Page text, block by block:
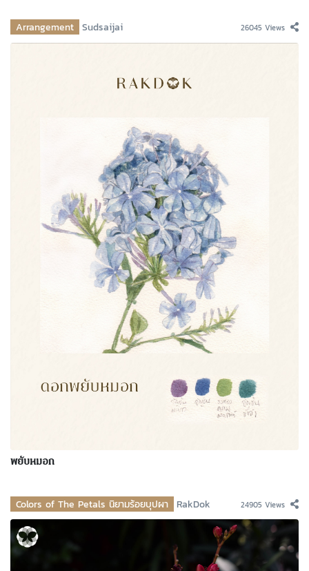
Arrangement Sudsaijai 26045 Views
พยับหมอก
Colors of The Petals นิยามร้อยบุปผา RakDok 24905 Views